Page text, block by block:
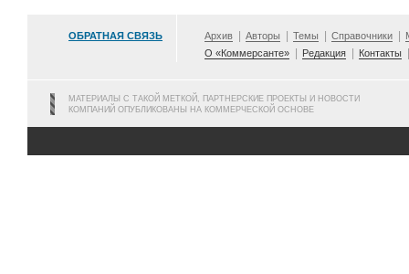
ОБРАТНАЯ СВЯЗЬ Архив Авторы Темы Справочники
О «Коммерсанте»
Редакция Контакты
МАТЕРИАЛЫ С ТАКОЙ МЕТКОЙ, ПАРТНЕРСКИЕ ПРОЕКТЫ И НОВОСТИ
КОМПАНИЙ ОПУБЛИКОВАНЫ НА КОММЕРЧЕСКОЙ ОСНОВЕ